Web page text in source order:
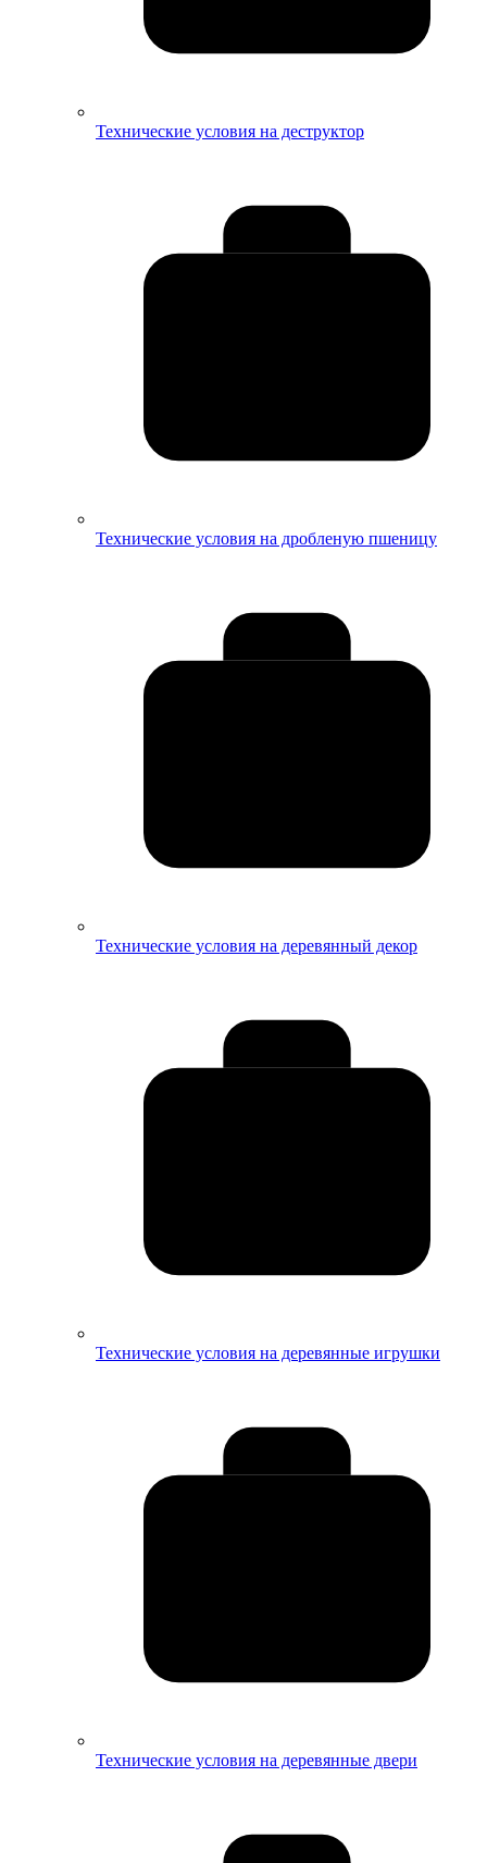
Технические условия на деструктор
Технические условия на дробленую пшеницу
Технические условия на деревянный декор
Технические условия на деревянные игрушки
Технические условия на деревянные двери